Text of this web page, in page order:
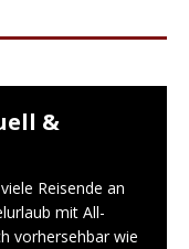
&
Reisende an
mit All-
vorhersehbar wie